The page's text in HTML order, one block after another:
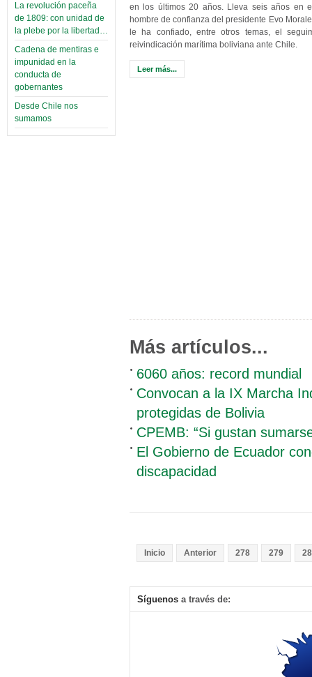
La revolución paceña
de 1809: con unidad de
la plebe por la libertad…
Cadena de mentiras e
impunidad en la
conducta de
gobernantes
Desde Chile nos
sumamos
en los últimos 20 años. Lleva seis años en
hombre de confianza del presidente Evo
le ha confiado, entre otros temas, el
reivindicación marítima boliviana ante Chile.
Leer más...
Más artículos...
6060 años: record mundial
Convocan a la IX Marcha
protegidas de Bolivia
CPEMB: “Si gustan
El Gobierno de Ecuador
discapacidad
Inicio Anterior 278 279
Síguenos a través de: